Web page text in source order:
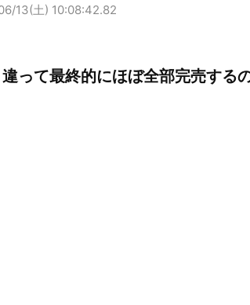
13(土) 10:08:42.82
って最終的にほぼ全部完売する